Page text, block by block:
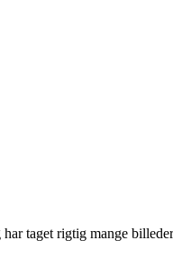
taget rigtig mange